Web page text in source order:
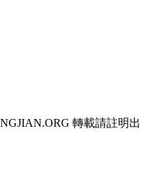
轉載請註明出